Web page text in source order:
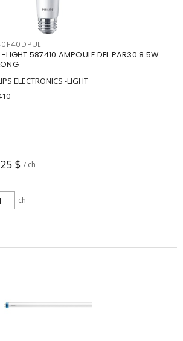
-LIGHT 587410 AMPOULE DEL PAR30 8.5W
ELECTRONICS -LIGHT
$ / ch
ch